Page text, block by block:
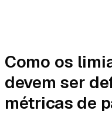
Como os
devem ser
métricas de